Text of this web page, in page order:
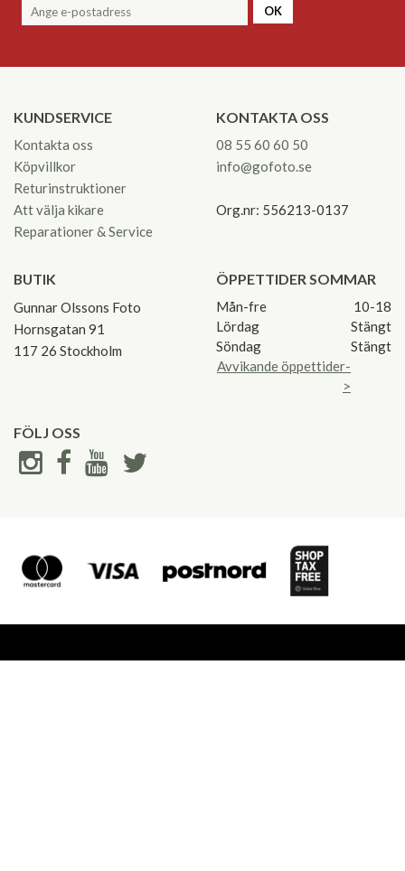
OK
KUNDSERVICE
Kontakta oss
Köpvillkor
Returinstruktioner
Att välja kikare
Reparationer & Service
KONTAKTA OSS
08 55 60 60 50
info@gofoto.se
Org.nr: 556213-0137
BUTIK
Gunnar Olssons Foto
Hornsgatan 91
117 26 Stockholm
ÖPPETTIDER SOMMAR
Mån-fre
10-18
Lördag
Stängt
Söndag
Stängt
Avvikande öppettider-
>
FÖLJ OSS